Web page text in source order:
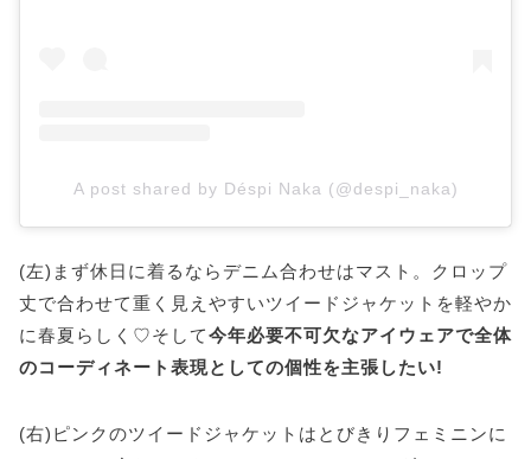
A post shared by Déspi Naka (@despi_naka)
(左)まず休日に着るならデニム合わせはマスト。クロップ
丈で合わせて重く見えやすいツイードジャケットを軽やか
に春夏らしく♡そして今年必要不可欠なアイウェアで全体
のコーディネート表現としての個性を主張したい!
(右)ピンクのツイードジャケットはとびきりフェミニンに